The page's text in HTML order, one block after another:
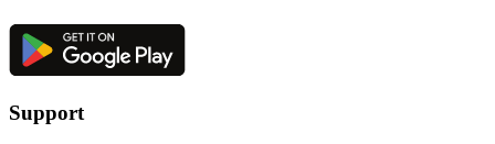
Support